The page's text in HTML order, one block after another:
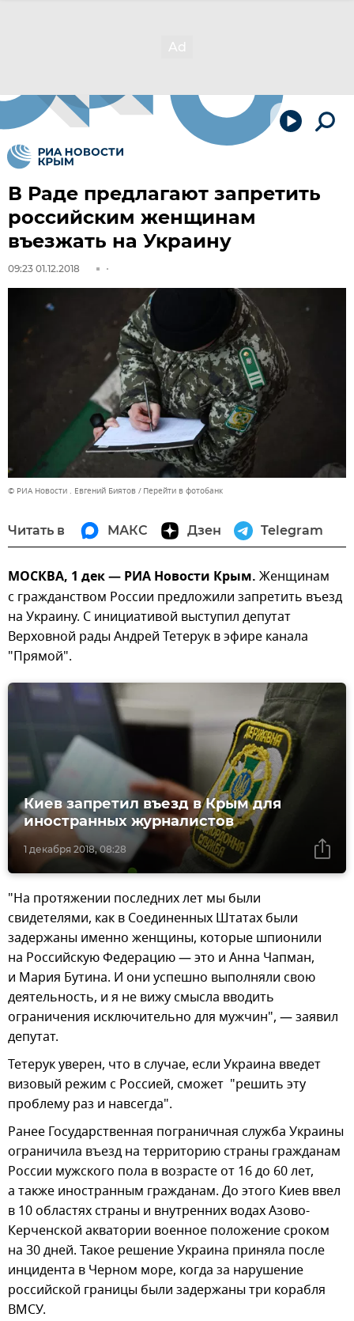
В Раде предлагают запретить
российским женщинам
въезжать на Украину
09:23 01.12.2018
© РИА Новости . Евгений Биятов Перейти в фотобанк
Читать в МАКС Дзен Telegram
МОСКВА, 1 дек — РИА Новости Крым. Женщинам
с гражданством России предложили запретить въезд
на Украину. С инициативой выступил депутат
Верховной рады Андрей Тетерук в эфире канала
"Прямой".
1 декабря 2018, 08:28
Киев запретил въезд в Крым для
иностранных журналистов
"На протяжении последних лет мы были
свидетелями, как в Соединенных Штатах были
задержаны именно женщины, которые шпионили
на Российскую Федерацию — это и Анна Чапман,
и Мария Бутина. И они успешно выполняли свою
деятельность, и я не вижу смысла вводить
ограничения исключительно для мужчин", — заявил
депутат.
Тетерук уверен, что в случае, если Украина введет
визовый режим с Россией, сможет "решить эту
проблему раз и навсегда".
Ранее Государственная пограничная служба Украины
ограничила въезд на территорию страны гражданам
России мужского пола в возрасте от 16 до 60 лет,
а также иностранным гражданам. До этого Киев ввел
в 10 областях страны и внутренних водах Азово-
Керченской акватории военное положение сроком
на 30 дней. Такое решение Украина приняла после
инцидента в Черном море, когда за нарушение
российской границы были задержаны три корабля
ВМСУ.